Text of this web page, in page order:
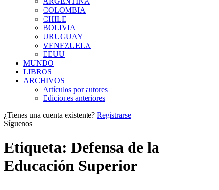
COLOMBIA
CHILE
BOLIVIA
URUGUAY
VENEZUELA
EEUU
MUNDO
LIBROS
ARCHIVOS
Artículos por autores
Ediciones anteriores
¿Tienes una cuenta existente? Registrarse
Síguenos
Etiqueta: Defensa de la
Educación Superior